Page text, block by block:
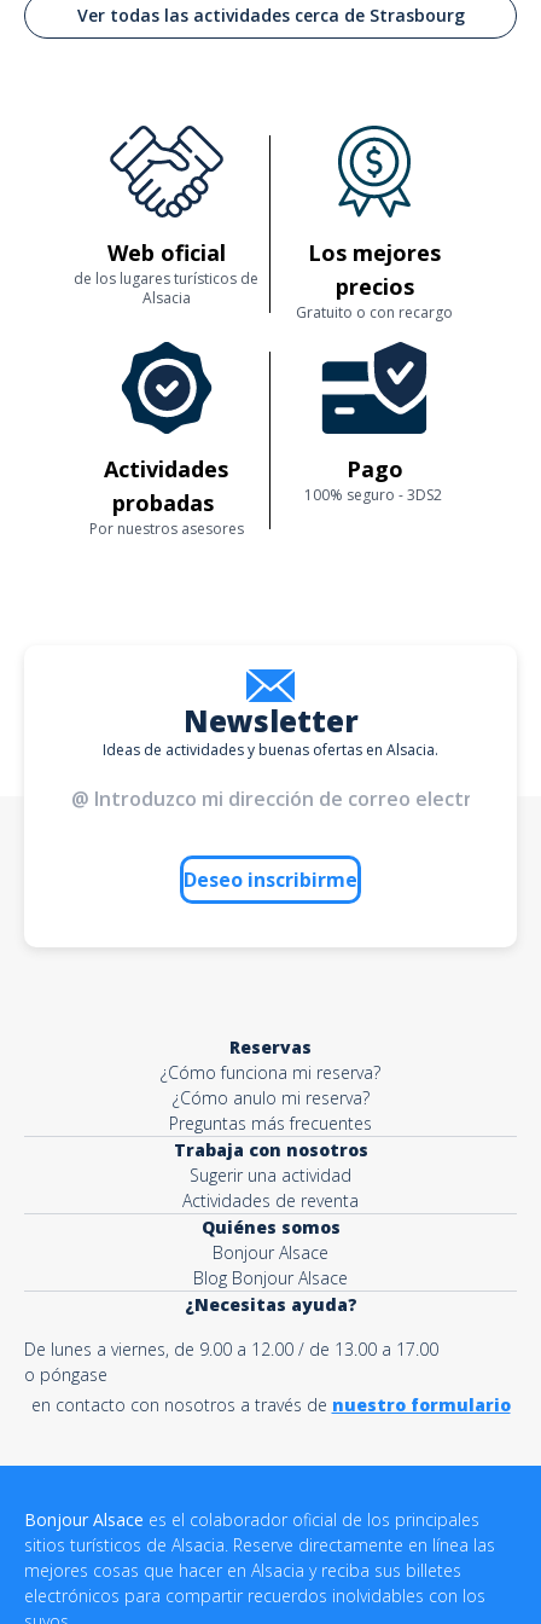
Ver todas las actividades cerca de Strasbourg
Web oficial
de los lugares turísticos de
Alsacia
Los mejores
precios
Gratuito o con recargo
Actividades
probadas
Por nuestros asesores
Pago
100% seguro - 3DS2
Newsletter
Ideas de actividades y buenas ofertas en Alsacia.
Deseo inscribirme
Reservas
¿Cómo funciona mi reserva?
¿Cómo anulo mi reserva?
Preguntas más frecuentes
Trabaja con nosotros
Sugerir una actividad
Actividades de reventa
Quiénes somos
Bonjour Alsace
Blog Bonjour Alsace
¿Necesitas ayuda?
De lunes a viernes, de 9.00 a 12.00 / de 13.00 a 17.00
o póngase
en contacto con nosotros a través de nuestro formulario
Bonjour Alsace es el colaborador oficial de los principales
sitios turísticos de Alsacia. Reserve directamente en línea las
mejores cosas que hacer en Alsacia y reciba sus billetes
electrónicos para compartir recuerdos inolvidables con los